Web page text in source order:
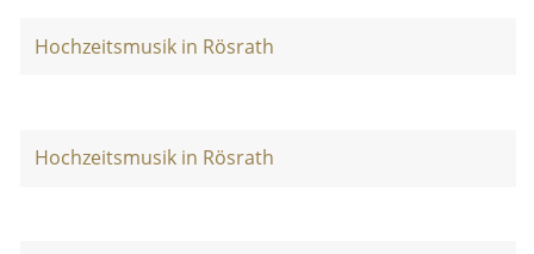
Hochzeitsmusik in Rösrath
Hochzeitsmusik in Rösrath